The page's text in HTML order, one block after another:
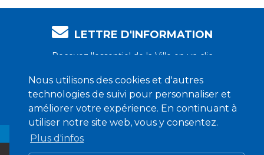
Nous utilisons des cookies et d'autres
technologies de suivi pour personnaliser et
améliorer votre expérience. En continuant à
utiliser notre site web, vous y consentez.
Plus d'infos
LETTRE D'INFORMATION
Recevez l'essentiel de la Ville en un clic
Je m'abonne !